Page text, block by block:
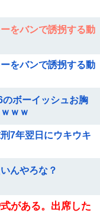
をバンで誘拐する動
をバンで誘拐する動
のボーイッシュお胸
ｗｗ
7年翌日にウキウキ
んやろな？
がある。出席した